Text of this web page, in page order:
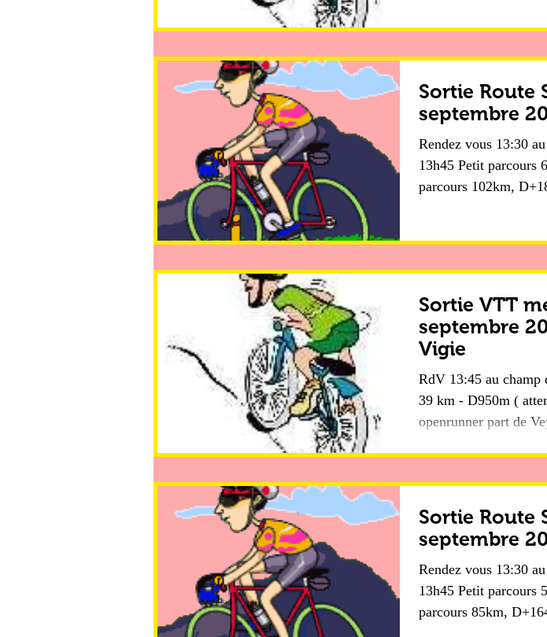
Sortie Route
septembre
Rendez vous 13:30
13h45 Petit parcours
parcours 102km,
Sortie VTT
septembre
Vigie
RdV 13:45 au champ
39 km - D950m (
openrunner part de
Sortie Route
septembre
Rendez vous 13:30
13h45 Petit parcours
parcours 85km,